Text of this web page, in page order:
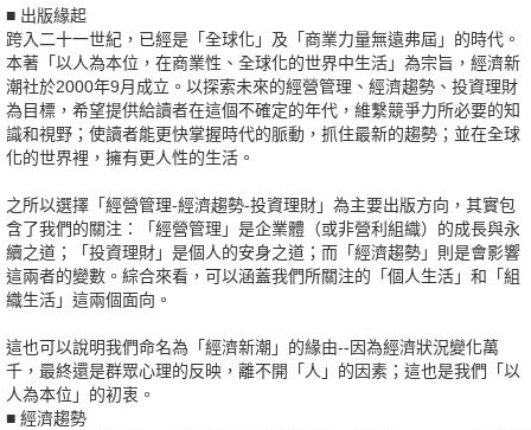
■ 出版緣起
跨入二十一世紀，已經是「全球化」及「商業力量無遠弗屆」的時代。
本著「以人為本位，在商業性、全球化的世界中生活」為宗旨，經濟新
潮社於2000年9月成立。以探索未來的經營管理、經濟趨勢、投資理財
為目標，希望提供給讀者在這個不確定的年代，維繫競爭力所必要的知
識和視野；使讀者能更快掌握時代的脈動，抓住最新的趨勢；並在全球
化的世界裡，擁有更人性的生活。
之所以選擇「經營管理-經濟趨勢-投資理財」為主要出版方向，其實包
含了我們的關注：「經營管理」是企業體（或非營利組織）的成長與永
續之道；「投資理財」是個人的安身之道；而「經濟趨勢」則是會影響
這兩者的變數。綜合來看，可以涵蓋我們所關注的「個人生活」和「組
織生活」這兩個面向。
這也可以說明我們命名為「經濟新潮」的緣由--因為經濟狀況變化萬
千，最終還是群眾心理的反映，離不開「人」的因素；這也是我們「以
人為本位」的初衷。
■ 經濟趨勢